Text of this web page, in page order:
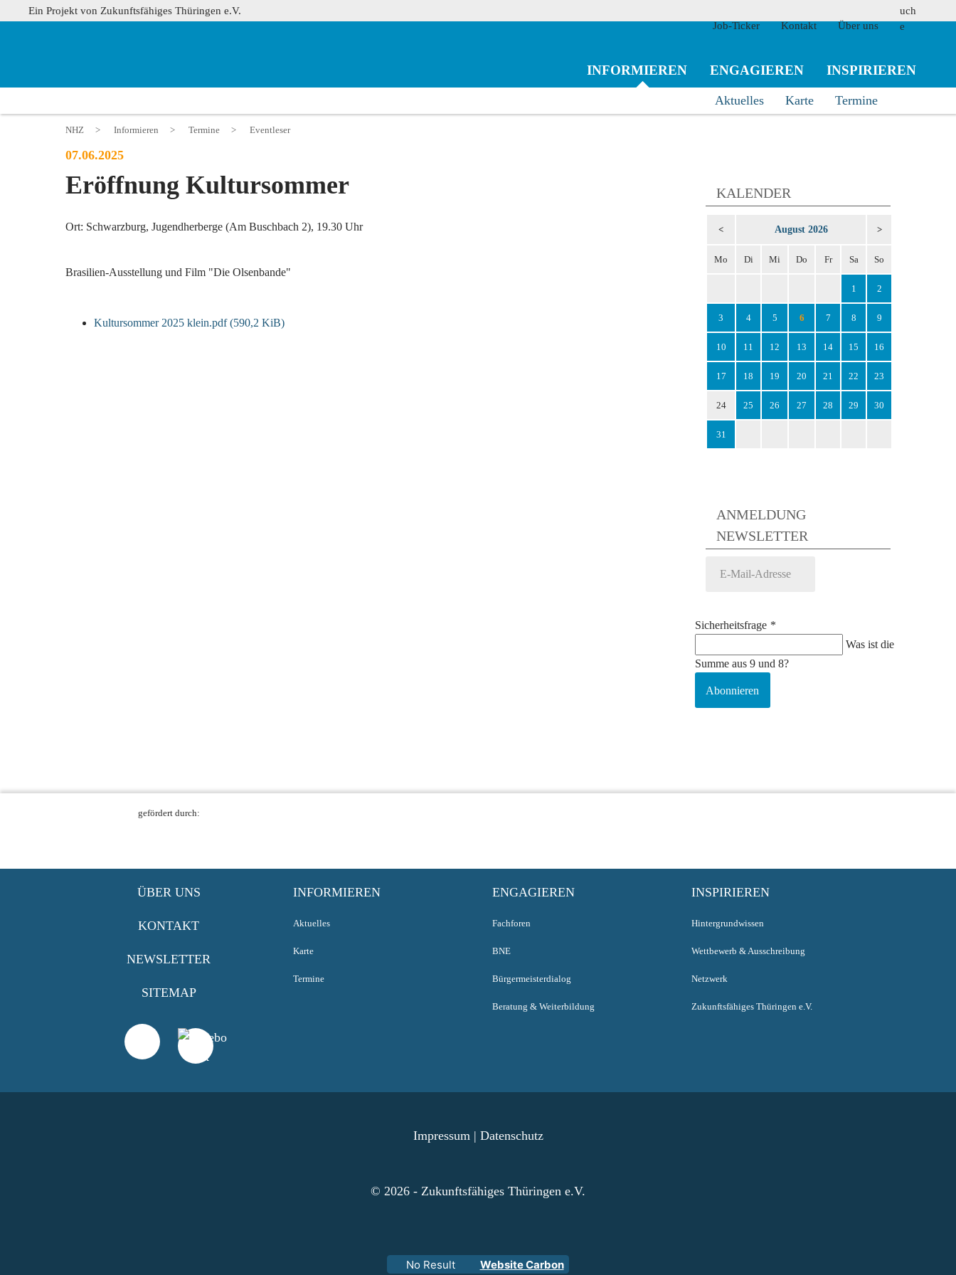
Ein Projekt von Zukunftsfähiges Thüringen e.V.
Job-Ticker
Kontakt Über uns
suchen
INFORMIEREN
Aktuelles Karte Termine
ENGAGIEREN INSPIRIEREN
NHZ > Informieren > Termine > Eventleser
07.06.2025
Eröffnung Kultursommer
Ort: Schwarzburg, Jugendherberge (Am Buschbach 2), 19.30 Uhr
Brasilien-Ausstellung und Film "Die Olsenbande"
Kultursommer 2025 klein.pdf(590,2 KiB)
KALENDER
< August 2026 >
Mo Di Mi Do Fr Sa So
1 2
3 4 5 6 7 8 9
10 11 12 13 14 15 16
17 18 19 20 21 22 23
24 25 26 27 28 29 30
31
ANMELDUNG
NEWSLETTER
Sicherheitsfrage *
Was ist die
Summe aus 9 und 8?
Abonnieren
gefördert durch:
ÜBER UNS
KONTAKT
NEWSLETTER
SITEMAP
INFORMIEREN
Aktuelles
Karte
Termine
ENGAGIEREN
Fachforen
BNE
Bürgermeisterdialog
Beratung & Weiterbildung
INSPIRIEREN
Hintergrundwissen
Wettbewerb & Ausschreibung
Netzwerk
Zukunftsfähiges Thüringen e.V.
Impressum| Datenschutz
© 2026 - Zukunftsfähiges Thüringen e.V.
No Result Website Carbon